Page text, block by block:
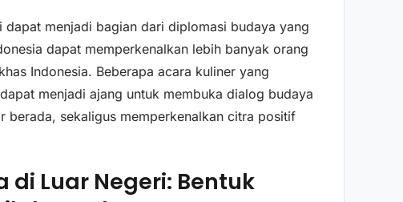
dapat menjadi bagian dari diplomasi budaya yang
dapat memperkenalkan lebih banyak orang
Indonesia. Beberapa acara kuliner yang
menjadi ajang untuk membuka dialog budaya
berada, sekaligus memperkenalkan citra positif
Luar Negeri: Bentuk